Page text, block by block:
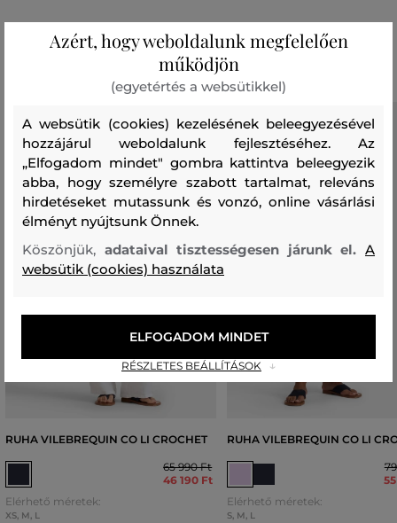
Ajánlott termékek
RUHA VILEBREQUIN CO LI CROCHET
65 990 Ft
46 190 Ft
Elérhető méretek:
XS, M, L
RUHA VILEBREQUIN CO LI
Elérhető méretek:
S, M, L
Azért, hogy weboldalunk megfelelően
működjön
(egyetértés a websütikkel)
A websütik (cookies) kezelésének beleegyezésével
hozzájárul weboldalunk fejlesztéséhez. Az
„Elfogadom mindet" gombra kattintva beleegyezik
abba, hogy személyre szabott tartalmat, releváns
hirdetéseket mutassunk és vonzó, online vásárlási
élményt nyújtsunk Önnek.
Köszönjük, adataival tisztességesen járunk el.A
websütik (cookies) használata
RÉSZLETES BEÁLLÍTÁSOK
ELFOGADOM MINDET